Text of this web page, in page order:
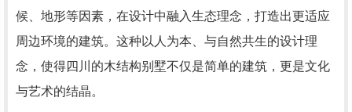
候、地形等因素，在设计中融入生态理念，打造出更适应
周边环境的建筑。这种以人为本、与自然共生的设计理
念，使得四川的木结构别墅不仅是简单的建筑，更是文化
与艺术的结晶。